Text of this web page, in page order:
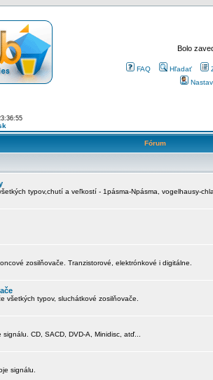
Bolo
FAQ Hľadať
Fórum
typov,chutí a veľkostí - 1pásma-Npásma, vogelhausy-
zosilňovače. Tranzistorové, elektrónkové i digitálne.
všetkých typov, sluchátkové zosilňovače.
signálu. CD, SACD, DVD-A, Minidisc, atď...
signálu.